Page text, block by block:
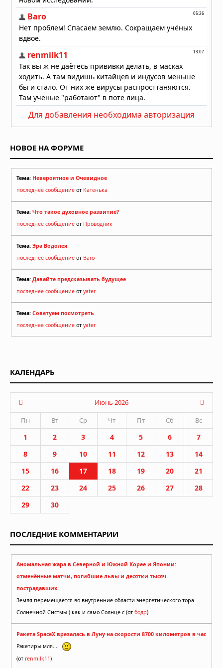
супер-Эль-Ниньо, заявил учёный
На Таманском полуострове найдены
останки древних слонов — предков
мамонтов
05.08.2026 в 09:00
Учёные предложили сократить
население Земли до 4 миллиардов к
2200 году
Для добавления необходима авторизация
НОВОЕ НА ФОРУМЕ
Тема: Невероятное и Очевидное
последнее сообщение от Катенька
Тема: Что такое духовное развитие?
последнее сообщение от Проводник
Тема: Эра Водолея
последнее сообщение от Baro
Тема: Давайте предсказывать будущее
последнее сообщение от yater
Тема: Советуем посмотреть
последнее сообщение от yater
КАЛЕНДАРЬ
Июнь 2026
Пн
Вт Ср Чт Пт Сб Вс
1 2 3 4 5 6
7
8
9 10 11 12 13
14
15
16 17 18 19 20
21
22
23 24 25 26 27
28
29
30
ПОСЛЕДНИЕ КОММЕНТАРИИ
Аномальная жара в Северной и Южной Корее и Японии:
отменённые матчи, погибшие львы и десятки тысяч
пострадавших
Земля перемещается во внутренние области энергетического тора
Солнечной Систмы ( как и само Солнце с (от бодр)
Ракета SpaceX врезалась в Луну на скорости 8700 километров в час
Рэкетиры мля....
(от renmilk11)